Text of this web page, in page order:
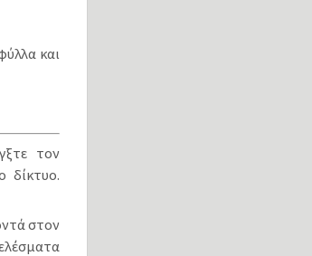
και
τον
δίκτυο.
στον